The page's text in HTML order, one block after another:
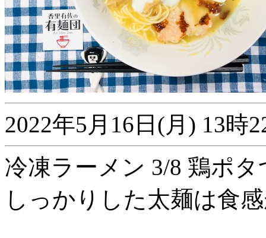
2022年5月16日(月) 13時
冷凍ラーメン 3/8 鶏ポ
しっかりした太麺は食